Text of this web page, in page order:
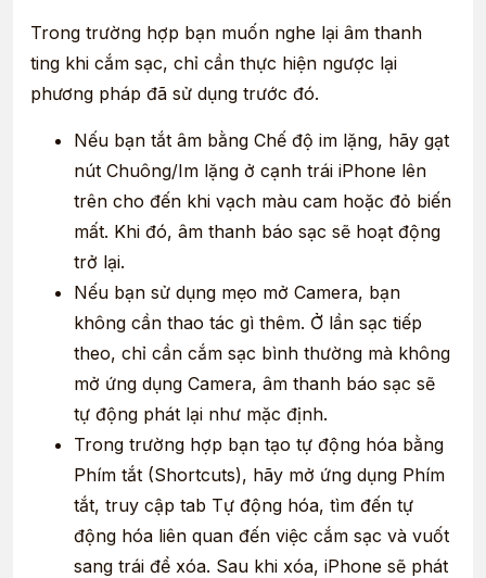
Trong trường hợp bạn muốn nghe lại âm thanh
ting khi cắm sạc, chỉ cần thực hiện ngược lại
phương pháp đã sử dụng trước đó.
Nếu bạn tắt âm bằng Chế độ im lặng, hãy gạt
nút Chuông/Im lặng ở cạnh trái iPhone lên
trên cho đến khi vạch màu cam hoặc đỏ biến
mất. Khi đó, âm thanh báo sạc sẽ hoạt động
trở lại.
Nếu bạn sử dụng mẹo mở Camera, bạn
không cần thao tác gì thêm. Ở lần sạc tiếp
theo, chỉ cần cắm sạc bình thường mà không
mở ứng dụng Camera, âm thanh báo sạc sẽ
tự động phát lại như mặc định.
Trong trường hợp bạn tạo tự động hóa bằng
Phím tắt (Shortcuts), hãy mở ứng dụng Phím
tắt, truy cập tab Tự động hóa, tìm đến tự
động hóa liên quan đến việc cắm sạc và vuốt
sang trái để xóa. Sau khi xóa, iPhone sẽ phát